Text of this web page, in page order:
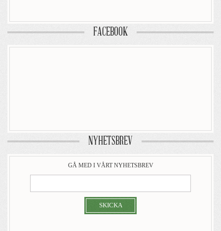
FACEBOOK
NYHETSBREV
GÅ MED I VÅRT NYHETSBREV
SKICKA